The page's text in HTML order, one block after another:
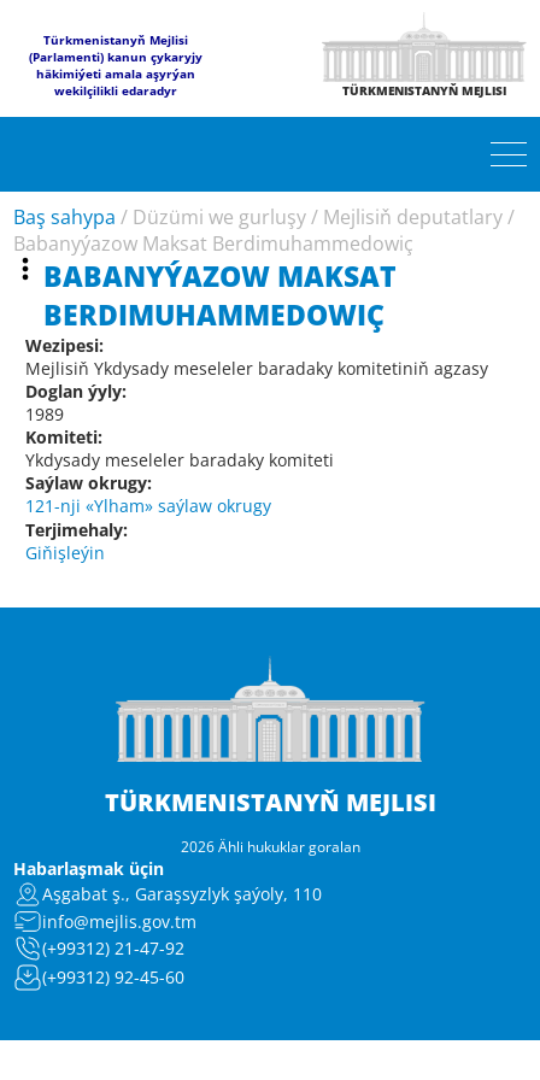
Türkmenistanyň Mejlisi
(Parlamenti) kanun çykaryjy
häkimiýeti amala aşyrýan
wekilçilikli edaradyr
TÜRKMENISTANYŇ MEJLISI
Baş sahypa / Düzümi we gurluşy/ Mejlisiň deputatlary/
Babanyýazow Maksat Berdimuhammedowiç
BABANYÝAZOW MAKSAT
BERDIMUHAMMEDOWIÇ
Wezipesi:
Mejlisiň Ykdysady meseleler baradaky komitetiniň agzasy
Doglan ýyly:
1989
Komiteti:
Ykdysady meseleler baradaky komiteti
Saýlaw okrugy:
121-nji «Ylham» saýlaw okrugy
Terjimehaly:
Giňişleýin
TÜRKMENISTANYŇ MEJLISI
2026 Ähli hukuklar goralan
Habarlaşmak üçin
Aşgabat ş., Garaşsyzlyk şaýoly, 110
info@mejlis.gov.tm
(+99312) 21-47-92
(+99312) 92-45-60